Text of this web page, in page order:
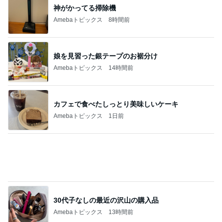
連れて行っていただいた韓国のお土産
Amebaトピックス
記事を読む